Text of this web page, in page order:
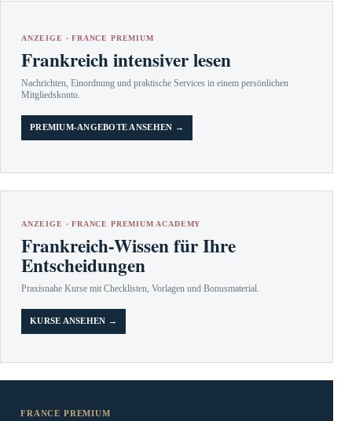
ANZEIGE · FRANCE PREMIUM
Frankreich intensiver lesen
Nachrichten, Einordnung und praktische Services in einem persönlichen
Mitgliedskonto.
PREMIUM-ANGEBOTE ANSEHEN →
ANZEIGE · FRANCE PREMIUM ACADEMY
Frankreich-Wissen für Ihre
Entscheidungen
Praxisnahe Kurse mit Checklisten, Vorlagen und Bonusmaterial.
KURSE ANSEHEN →
FRANCE PREMIUM